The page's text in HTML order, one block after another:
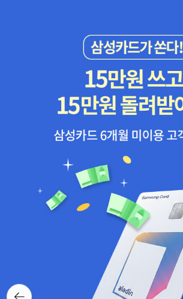
with the author, and information about
other books. 'Magic Tree House' series
뒤로가